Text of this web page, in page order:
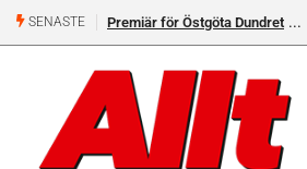
SENASTE Premiär för Östgöta Dundret